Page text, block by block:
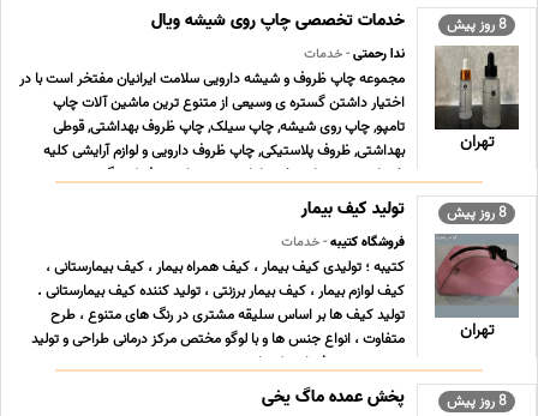
8 روز پیش
تهران
خدمات تخصصی چاپ روی شیشه ویال
ندا رحمتی- خدمات
مجموعه چاپ ظروف و شیشه دارویی سلامت ایرانیان مفتخر است با در
اختیار داشتن گستره ی وسیعی از متنوع ترین ماشین آلات چاپ
تامپو, چاپ روی شیشه, چاپ سیلک, چاپ ظروف بهداشتی, قوطی
بهداشتی, ظروف پلاستیکی, چاپ ظروف دارویی و لوازم آرایشی کلیه
خدمات و محصولات خود را با توجه به نیاز مصرف کنندگ ... ...
8 روز پیش
تهران
تولید کیف بیمار
فروشگاه کتیبه- خدمات
کتیبه ؛ تولیدی کیف بیمار ، کیف همراه بیمار ، کیف بیمارستانی ،
کیف لوازم بیمار ، کیف بیمار برزنتی ، تولید کننده کیف بیمارستانی .
تولید کیف ها بر اساس سلیقه مشتری در رنگ های متنوع ، طرح
متفاوت ، انواع جنس ها و با لوگو مختص مرکز درمانی طراحی و تولید
میشود. توجه فرمایید که با توجه ب ... ...
8 روز پیش پخش عمده ماگ یخی